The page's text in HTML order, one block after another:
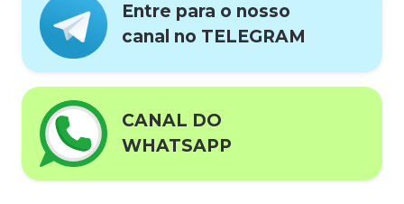
Entre para o nosso
canal no TELEGRAM
CANAL DO
WHATSAPP